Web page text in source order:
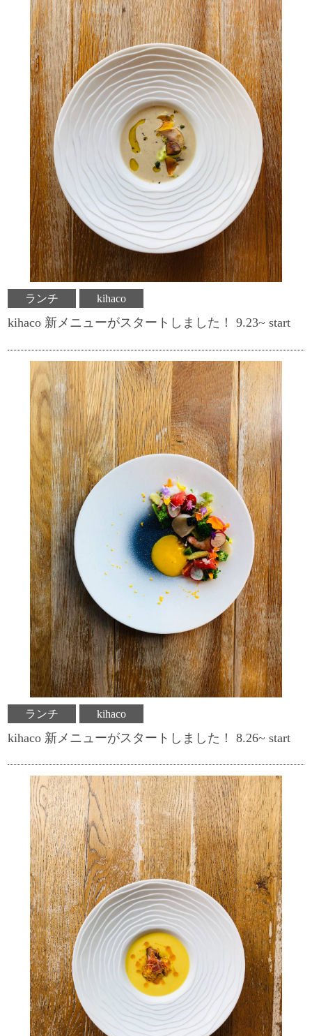
ランチ kihaco
kihaco 新メニューがスタートしました！ 9.23~ start
ランチ kihaco
kihaco 新メニューがスタートしました！ 8.26~ start